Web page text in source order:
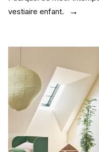
vestiaire enfant.